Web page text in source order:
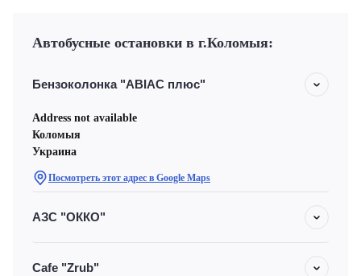
Автобусные остановки в г.Коломыя:
Бензоколонка "ABIAC плюс"
Address not available
Коломыя
Украина
Посмотреть этот адрес в Google Maps
АЗС "ОККО"
Cafe "Zrub"